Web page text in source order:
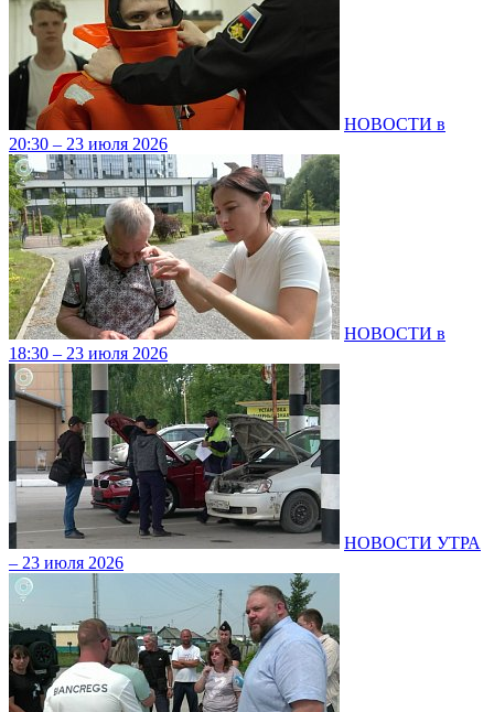
НОВОСТИ в
20:30 – 23 июля 2026
НОВОСТИ в
18:30 – 23 июля 2026
НОВОСТИ УТРА
– 23 июля 2026